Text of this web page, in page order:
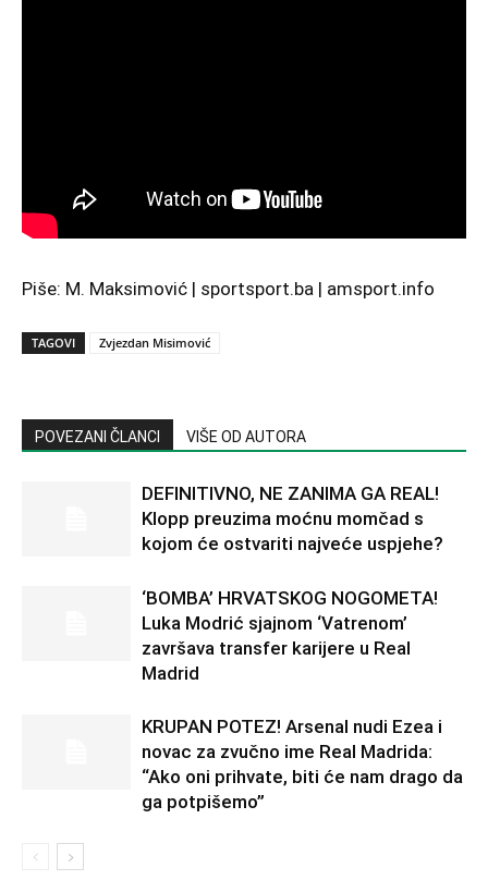
Piše: M. Maksimović | sportsport.ba | amsport.info
TAGOVI Zvjezdan Misimović
POVEZANI ČLANCI VIŠE OD AUTORA
DEFINITIVNO, NE ZANIMA GA REAL!
Klopp preuzima moćnu momčad s
kojom će ostvariti najveće uspjehe?
‘BOMBA’ HRVATSKOG NOGOMETA!
Luka Modrić sjajnom ‘Vatrenom’
završava transfer karijere u Real
Madrid
KRUPAN POTEZ! Arsenal nudi Ezea i
novac za zvučno ime Real Madrida:
“Ako oni prihvate, biti će nam drago da
ga potpišemo”